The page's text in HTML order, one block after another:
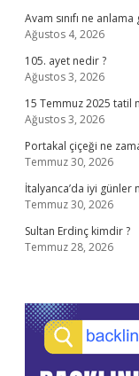
Avam sınıfı ne anlama
Ağustos 4, 2026
105. ayet nedir ?
Ağustos 3, 2026
15 Temmuz 2025 tatil
Ağustos 3, 2026
Portakal çiçeği ne
Temmuz 30, 2026
İtalyanca’da iyi günler
Temmuz 30, 2026
Sultan Erdinç kimdir ?
Temmuz 28, 2026